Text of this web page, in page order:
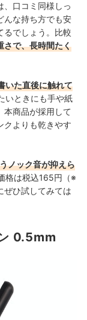
、口コミ同様しっ
んな持ち方でも安
るでしょう。比較
さで、長時間たく
いた直後に触れて
いときにも手や紙
本商品が採用して
クよりも乾きやす
ノック音が抑えら
格は税込165円（※
ぜひ試してみては
0.5mm